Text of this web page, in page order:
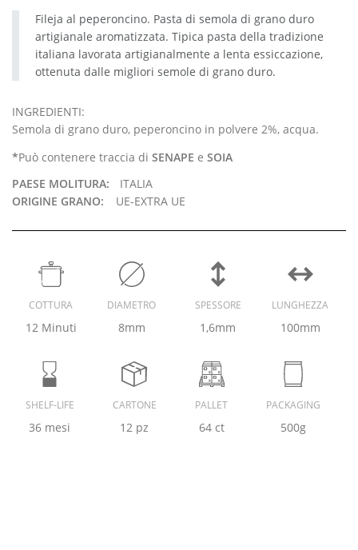
Fileja al peperoncino. Pasta di semola di grano duro
artigianale aromatizzata. Tipica pasta della tradizione
italiana lavorata artigianalmente a lenta essiccazione,
ottenuta dalle migliori semole di grano duro.
INGREDIENTI:
Semola di grano duro, peperoncino in polvere 2%, acqua.
*Può contenere traccia di SENAPE e SOIA
PAESE MOLITURA:
ITALIA
ORIGINE GRANO:
UE-EXTRA UE
COTTURA
12 Minuti
DIAMETRO
8mm
SPESSORE
1,6mm
LUNGHEZZA
100mm
SHELF-LIFE
36 mesi
CARTONE
12 pz
PALLET
64 ct
PACKAGING
500g